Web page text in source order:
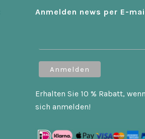
Anmelden news per E-
Erhalten Sie 10 % Rabatt,
sich anmelden!